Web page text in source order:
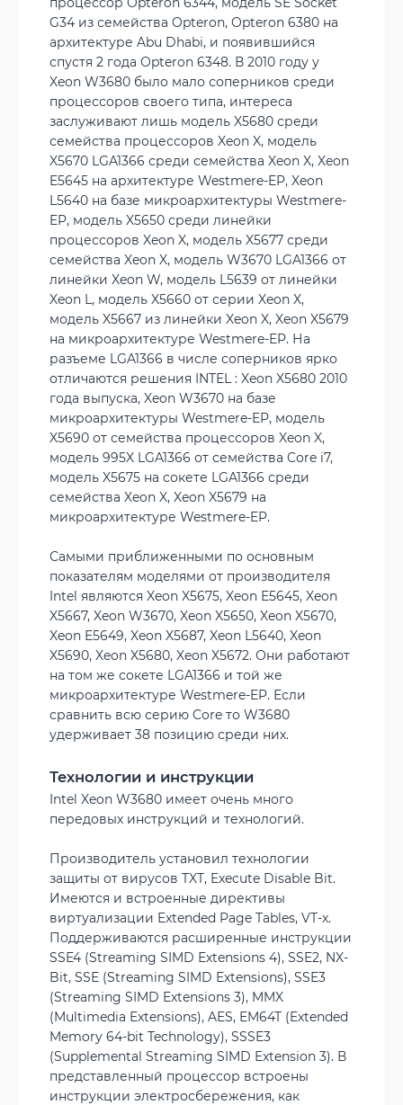
G34 из семейства Opteron, Opteron 6380 на
архитектуре Abu Dhabi, и появившийся
спустя 2 года Opteron 6348. В 2010 году у
Xeon W3680 было мало соперников среди
процессоров своего типа, интереса
заслуживают лишь модель X5680 среди
семейства процессоров Xeon X, модель
X5670 LGA1366 среди семейства Xeon X, Xeon
E5645 на архитектуре Westmere-EP, Xeon
L5640 на базе микроархитектуры Westmere-
EP, модель X5650 среди линейки
процессоров Xeon X, модель X5677 среди
семейства Xeon X, модель W3670 LGA1366 от
линейки Xeon W, модель L5639 от линейки
Xeon L, модель X5660 от серии Xeon X,
модель X5667 из линейки Xeon X, Xeon X5679
на микроархитектуре Westmere-EP. На
разъеме LGA1366 в числе соперников ярко
отличаются решения INTEL : Xeon X5680 2010
года выпуска, Xeon W3670 на базе
микроархитектуры Westmere-EP, модель
X5690 от семейства процессоров Xeon X,
модель 995X LGA1366 от семейства Core i7,
модель X5675 на сокете LGA1366 среди
семейства Xeon X, Xeon X5679 на
микроархитектуре Westmere-EP.
Самыми приближенными по основным
показателям моделями от производителя
Intel являются Xeon X5675, Xeon E5645, Xeon
X5667, Xeon W3670, Xeon X5650, Xeon X5670,
Xeon E5649, Xeon X5687, Xeon L5640, Xeon
X5690, Xeon X5680, Xeon X5672. Они работают
на том же сокете LGA1366 и той же
микроархитектуре Westmere-EP. Если
сравнить всю серию Core то W3680
удерживает 38 позицию среди них.
Технологии и инструкции
Intel Xeon W3680 имеет очень много
передовых инструкций и технологий.
Производитель установил технологии
защиты от вирусов TXT, Execute Disable Bit.
Имеются и встроенные директивы
виртуализации Extended Page Tables, VT-x.
Поддерживаются расширенные инструкции
SSE4 (Streaming SIMD Extensions 4), SSE2, NX-
Bit, SSE (Streaming SIMD Extensions), SSE3
(Streaming SIMD Extensions 3), MMX
(Multimedia Extensions), AES, EM64T (Extended
Memory 64-bit Technology), SSSE3
(Supplemental Streaming SIMD Extension 3). В
представленный процессор встроены
инструкции электросбережения, как